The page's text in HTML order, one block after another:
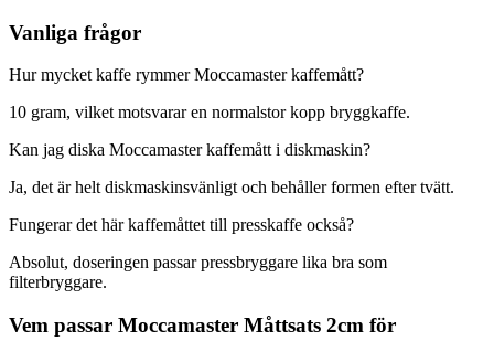
Vanliga frågor
Hur mycket kaffe rymmer Moccamaster kaffemått?
10 gram, vilket motsvarar en normalstor kopp bryggkaffe.
Kan jag diska Moccamaster kaffemått i diskmaskin?
Ja, det är helt diskmaskinsvänligt och behåller formen efter tvätt.
Fungerar det här kaffemåttet till presskaffe också?
Absolut, doseringen passar pressbryggare lika bra som
filterbryggare.
Vem passar Moccamaster Måttsats 2cm för